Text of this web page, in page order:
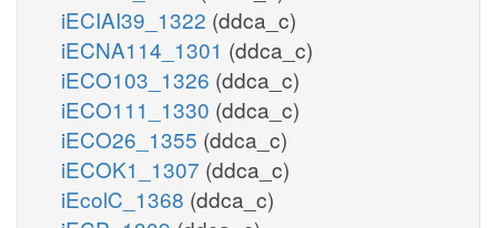
iECIAI39_1322 (ddca_c)
iECNA114_1301 (ddca_c)
iECO103_1326 (ddca_c)
iECO111_1330 (ddca_c)
iECO26_1355 (ddca_c)
iECOK1_1307 (ddca_c)
iEcolC_1368 (ddca_c)